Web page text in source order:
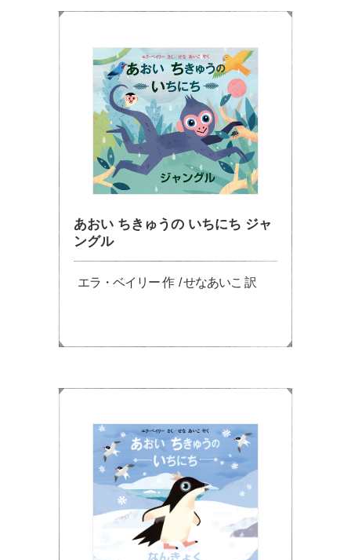
あおい ちきゅうの いちにち ジャ
ングル
エラ・ベイリー 作 / せなあいこ 訳